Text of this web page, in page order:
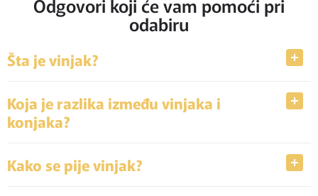
Odgovori koji će vam pomoći pri
odabiru
Šta je vinjak?
Koja je razlika između vinjaka i
konjaka?
Kako se pije vinjak?